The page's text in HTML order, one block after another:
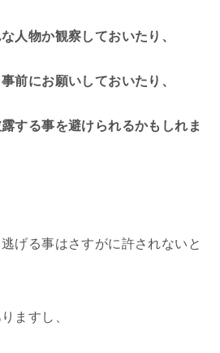
人物か観察しておいたり、
前にお願いしておいたり、
する事を避けられるかもしれま
げる事はさすがに許されないと
ますし、